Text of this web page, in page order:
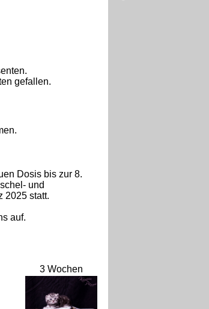
gefallen.
Dosis bis zur 8.
und
2025 statt.
auf.
3 Wochen